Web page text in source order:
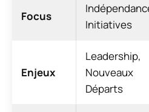
Focus
Initiatives
Enjeux
Leadership,
Nouveaux
Départs